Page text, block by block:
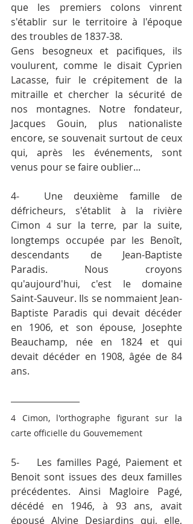
que les premiers colons vinrent
s'établir sur le territoire à l'époque
des troubles de 1837-38.
Gens besogneux et pacifiques, ils
voulurent, comme le disait Cyprien
Lacasse, fuir le crépitement de la
mitraille et chercher la sécurité de
nos montagnes. Notre fondateur,
Jacques Gouin, plus nationaliste
encore, se souvenait surtout de ceux
qui, après les événements, sont
venus pour se faire oublier...
4-	Une deuxième famille de
défricheurs, s'établit à la rivière
Cimon 4 sur la terre, par la suite,
longtemps occupée par les Benoît,
descendants de Jean-Baptiste
Paradis. Nous croyons
qu'aujourd'hui, c'est le domaine
Saint-Sauveur. Ils se nommaient Jean-
Baptiste Paradis qui devait décéder
en 1906, et son épouse, Josephte
Beauchamp, née en 1824 et qui
devait décéder en 1908, âgée de 84
ans.
4 Cimon, l'orthographe figurant sur la
carte officielle du Gouvemement
5-	Les familles Pagé, Paiement et
Benoit sont issues des deux familles
précédentes. Ainsi Magloire Pagé,
décédé en 1946, à 93 ans, avait
épousé Alvine Desjardins qui, elle,